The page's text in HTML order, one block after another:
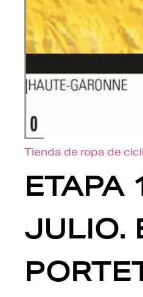
Tienda de ropa de
ETAPA
JULIO.